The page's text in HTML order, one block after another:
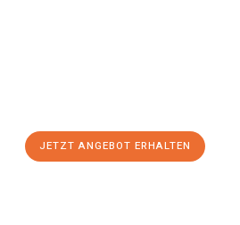
JETZT ANGEBOT ERHALTEN